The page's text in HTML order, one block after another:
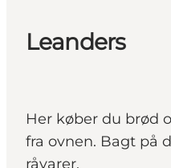
Leanders
Her køber du brød
fra ovnen. Bagt på
råvarer.